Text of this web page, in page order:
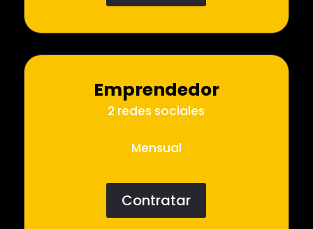
Emprendedor
2 redes sociales
Mensual
Contratar